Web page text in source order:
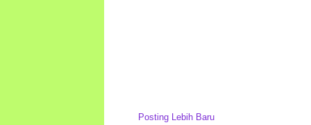
Posting Lebih Baru